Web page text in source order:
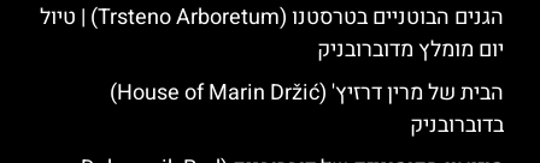
הגנים הבוטניים בטרסטנו (Trsteno Arboretum) | טיול
יום מומלץ מדוברובניק
הבית של מרין דרזיץ' (House of Marin Držić)
בדוברובניק